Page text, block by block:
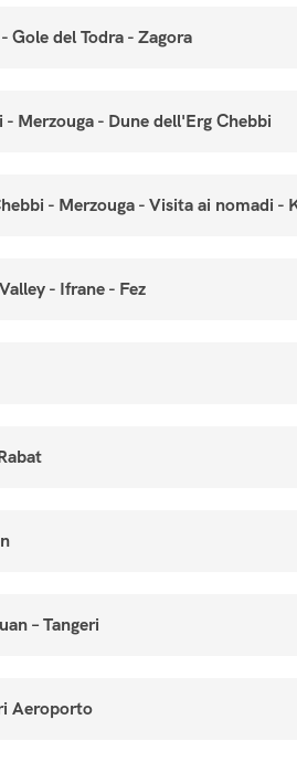
Gole del Todra - Zagora
- Merzouga - Dune dell'Erg Chebbi
- Merzouga - Visita ai nomadi -
- Ifrane - Fez
– Tangeri
Aeroporto